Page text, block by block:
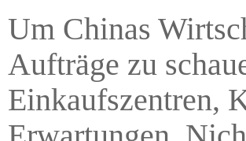
Um Chinas
Aufträge zu
Einkaufszentren,